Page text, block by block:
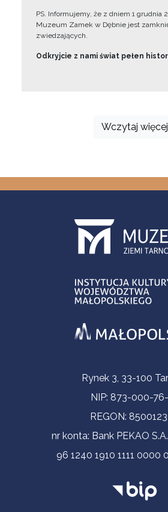
PS. Informujemy, że z dniem 1 grudnia
Muzeum Zamek w Dębnie jest
zwiedzających.
Odkryjcie z nami świat pełen
Wczytaj więcej
Informacje kontaktowe
Rynek 3, 33-100
NIP: 873-000-
REGON:
nr konta: Bank PEKAO
96 1240 1910 1111 0000